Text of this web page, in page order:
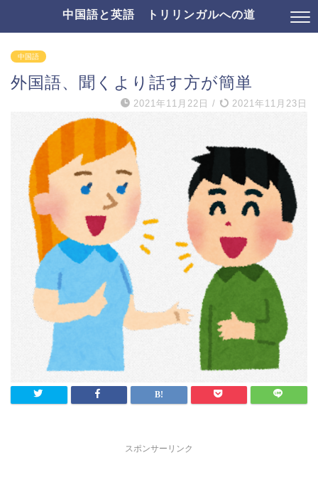
中国語と英語 トリリンガルへの道
中国語
外国語、聞くより話す方が簡単
2021年11月22日 / 2021年11月23日
スポンサーリンク